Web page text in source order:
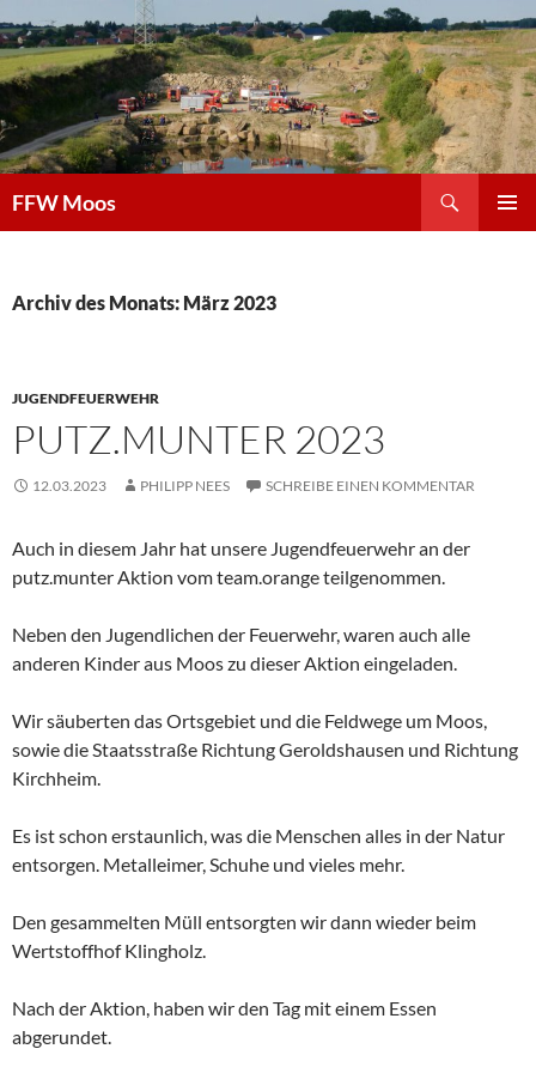
Inhalt
springen
FFW Moos
Archiv des Monats: März 2023
JUGENDFEUERWEHR
PUTZ.MUNTER 2023
12.03.2023 PHILIPP NEES SCHREIBE EINEN KOMMENTAR
Auch in diesem Jahr hat unsere Jugendfeuerwehr an der
putz.munter Aktion vom team.orange teilgenommen.
Neben den Jugendlichen der Feuerwehr, waren auch alle
anderen Kinder aus Moos zu dieser Aktion eingeladen.
Wir säuberten das Ortsgebiet und die Feldwege um Moos,
sowie die Staatsstraße Richtung Geroldshausen und Richtung
Kirchheim.
Es ist schon erstaunlich, was die Menschen alles in der Natur
entsorgen. Metalleimer, Schuhe und vieles mehr.
Den gesammelten Müll entsorgten wir dann wieder beim
Wertstoffhof Klingholz.
Nach der Aktion, haben wir den Tag mit einem Essen
abgerundet.